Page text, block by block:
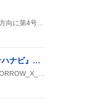
TOMORROW_X_TOGETHER、8/28『Mステ』で新曲『セツナハナビ』生披露へ ファン歓喜